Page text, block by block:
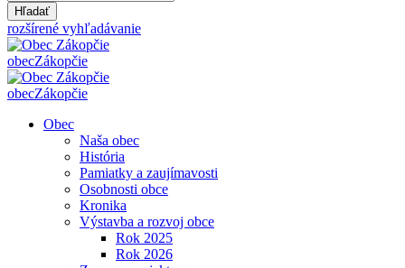
Hľadať
rozšírené vyhľadávanie
obecZákopčie
obecZákopčie
Obec
Naša obec
História
Pamiatky a zaujímavosti
Osobnosti obce
Kronika
Výstavba a rozvoj obce
Rok 2025
Rok 2026